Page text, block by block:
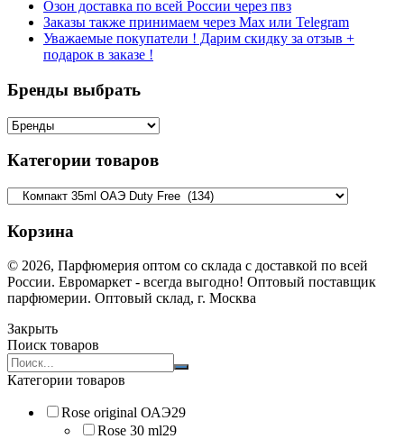
Озон доставка по всей России через пвз
Заказы также принимаем через Max или Telegram
Уважаемые покупатели ! Дарим скидку за отзыв +
подарок в заказе !
Бренды выбрать
Категории товаров
Корзина
© 2026, Парфюмерия оптом со склада с доставкой по всей
России. Евромаркет - всегда выгодно! Оптовый поставщик
парфюмерии. Оптовый склад, г. Москва
Закрыть
Поиск товаров
Search
products:
Категории товаров
Rose original ОАЭ29
Rose 30 ml29